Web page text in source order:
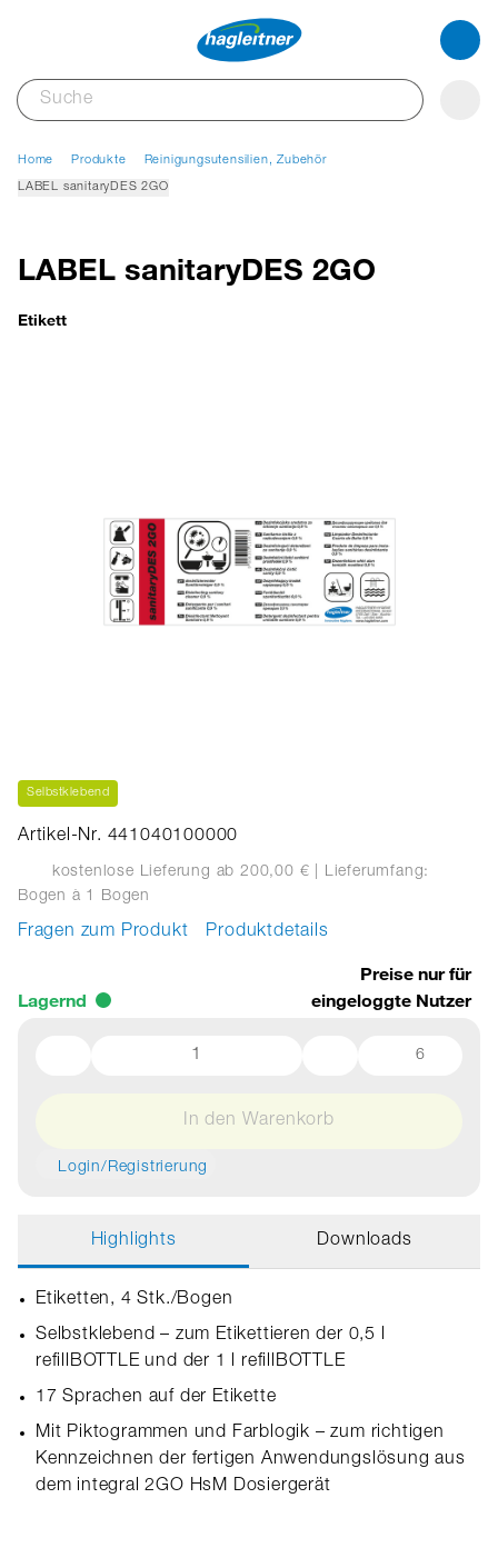
Home Produkte Reinigungsutensilien, Zubehör
LABEL sanitaryDES 2GO
LABEL sanitaryDES 2GO
Etikett
Selbstklebend
Artikel-Nr. 441040100000
kostenlose Lieferung ab 200,00 € | Lieferumfang:
Bogen à 1 Bogen
Fragen zum Produkt Produktdetails
Lagernd
Preise nur für
eingeloggte Nutzer
6
In den Warenkorb
Login/Registrierung
Highlights Downloads
Etiketten, 4 Stk./Bogen
Selbstklebend – zum Etikettieren der 0,5 l
refillBOTTLE und der 1 l refillBOTTLE
17 Sprachen auf der Etikette
Mit Piktogrammen und Farblogik – zum richtigen
Kennzeichnen der fertigen Anwendungslösung aus
dem integral 2GO HsM Dosiergerät